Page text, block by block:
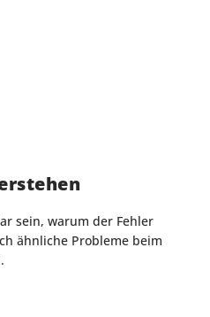
sein, warum der Fehler
ähnliche Probleme beim